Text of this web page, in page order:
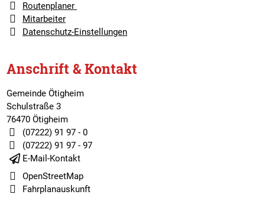
Routenplaner
Mitarbeiter
Datenschutz-Einstellungen
Anschrift & Kontakt
Gemeinde Ötigheim
Schulstraße 3
76470 Ötigheim
(07222) 91 97 - 0
(07222) 91 97 - 97
E-Mail-Kontakt
OpenStreetMap
Fahrplanauskunft